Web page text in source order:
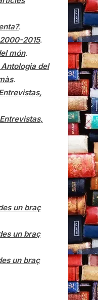
.
2015.
món.
del
.
Entrevistas,
un braç
un braç
un braç